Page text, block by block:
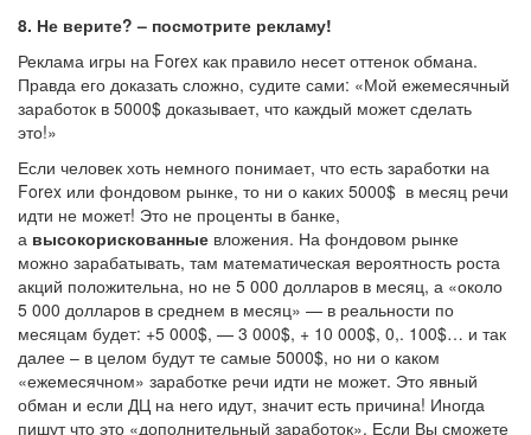
8. Не верите? – посмотрите рекламу!
Реклама игры на Forex как правило несет оттенок обмана.
Правда его доказать сложно, судите сами: «Мой ежемесячный
заработок в 5000$ доказывает, что каждый может сделать
это!»
Если человек хоть немного понимает, что есть заработки на
Forex или фондовом рынке, то ни о каких 5000$ в месяц речи
идти не может! Это не проценты в банке,
а высокорискованные вложения. На фондовом рынке
можно зарабатывать, там математическая вероятность роста
акций положительна, но не 5 000 долларов в месяц, а «около
5 000 долларов в среднем в месяц» — в реальности по
месяцам будет: +5 000$, — 3 000$, + 10 000$, 0,. 100$… и так
далее – в целом будут те самые 5000$, но ни о каком
«ежемесячном» заработке речи идти не может. Это явный
обман и если ДЦ на него идут, значит есть причина! Иногда
пишут что это «дополнительный заработок». Если Вы сможете